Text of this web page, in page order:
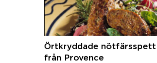
Örtkryddade nötfärsspett
från Provence